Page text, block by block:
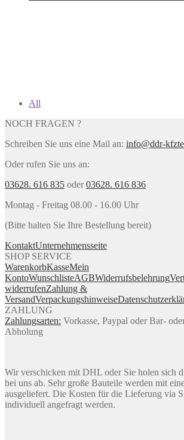
All
NOCH FRAGEN ?
Schreiben Sie uns eine Mail an: info@ddr-
Oder rufen Sie uns an:
03628. 616 835 oder03628. 616 836
Montag - Freitag 08.00 - 16.00 Uhr
(Bitte halten Sie Ihre Bestellung bereit)
KontaktUnternehmensseite
SHOP SERVICE
WarenkorbKasseMein
KontoWunschlisteAGBWiderrufsbelehrung
widerrufenZahlung &
VersandVerpackungshinweise
ZAHLUNG
Zahlungsarten: Vorkasse, Paypal oder Bar-
Abholung
Wir verschicken mit DHL oder Sie holen sich
bei uns ab. Sehr große Bauteile werden mit
ausgeliefert. Die Kosten für die Lieferung via
individuell angefragt werden.